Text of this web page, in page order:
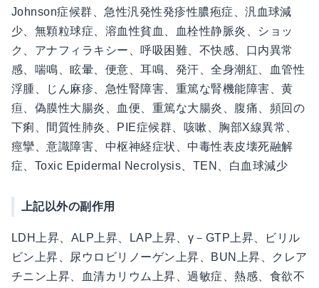
Johnson症候群、急性汎発性発疹性膿疱症、汎血球減
少、無顆粒球症、溶血性貧血、血栓性静脈炎、ショッ
ク、アナフィラキシー、呼吸困難、不快感、口内異常
感、喘鳴、眩暈、便意、耳鳴、発汗、全身潮紅、血管性
浮腫、じん麻疹、急性腎障害、重篤な腎機能障害、黄
疸、偽膜性大腸炎、血便、重篤な大腸炎、腹痛、頻回の
下痢、間質性肺炎、PIE症候群、咳嗽、胸部X線異常、
痙攣、意識障害、中枢神経症状、中毒性表皮壊死融解
症、Toxic Epidermal Necrolysis、TEN、白血球減少
上記以外の副作用
LDH上昇、ALP上昇、LAP上昇、γ－GTP上昇、ビリル
ビン上昇、尿ウロビリノーゲン上昇、BUN上昇、クレア
チニン上昇、血清カリウム上昇、過敏症、熱感、食欲不